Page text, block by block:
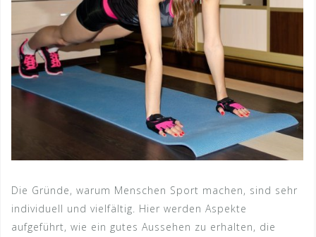
Die Gründe, warum Menschen Sport machen, sind sehr
individuell und vielfältig. Hier werden Aspekte
aufgeführt, wie ein gutes Aussehen zu erhalten, die